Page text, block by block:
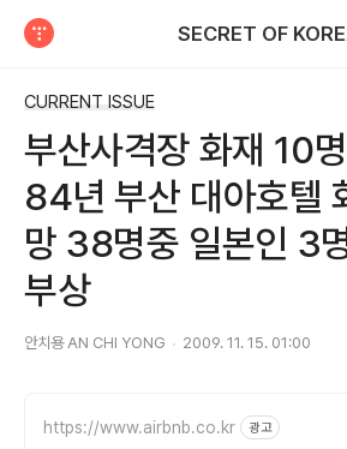
SECRET OF
CURRENT ISSUE
부산사격장 화재 10
84년 부산 대아호텔
망 38명중 일본인 3
부상
안치용 AN CHI YONG 2009. 11. 15. 01:00
https://www.airbnb.co.kr 광고